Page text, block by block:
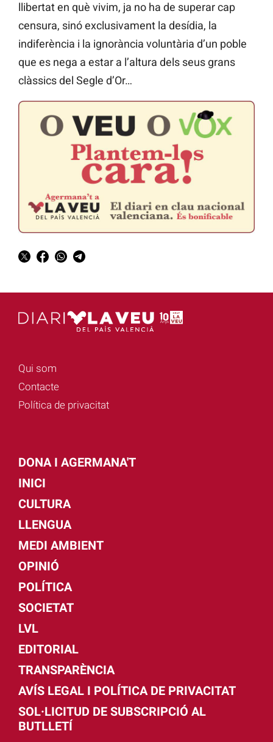
llibertat en què vivim, ja no ha de superar cap
censura, sinó exclusivament la desídia, la
indiferència i la ignorància voluntària d’un poble
que es nega a estar a l’altura dels seus grans
clàssics del Segle d’Or…
Qui som
Contacte
Política de privacitat
DONA I AGERMANA'T
INICI
CULTURA
LLENGUA
MEDI AMBIENT
OPINIÓ
POLÍTICA
SOCIETAT
LVL
EDITORIAL
TRANSPARÈNCIA
AVÍS LEGAL I POLÍTICA DE PRIVACITAT
SOL·LICITUD DE SUBSCRIPCIÓ AL
BUTLLETÍ